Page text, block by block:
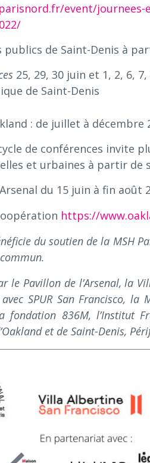
event/journees-
publics de Saint-Denis à
25, 29, 30 juin et 1, 2, 6,
de Saint-Denis
: de juillet à décembre
de conférences invite
et urbaines à partir de
du 15 juin à fin août
https://
du soutien de la MSH
le Pavillon de l’Arsenal, la
SPUR San Francisco, la
836M, l’Institut
et de Saint-Denis,